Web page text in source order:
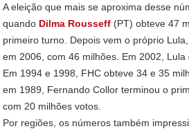
A eleição que mais se aproxima desse
quando Dilma Rousseff (PT) obteve 47
primeiro turno. Depois vem o próprio
em 2006, com 46 milhões. Em 2002, Lula
Em 1994 e 1998, FHC obteve 34 e 35
em 1989, Fernando Collor terminou o
com 20 milhões votos.
Por regiões, os números também